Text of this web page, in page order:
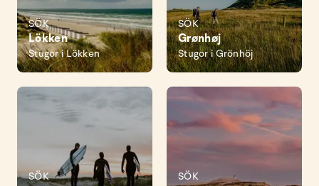
SÖK
Lökken
Stugor i Lökken
SÖK
Grønhøj
Stugor i Grönhöj
SÖK SÖK